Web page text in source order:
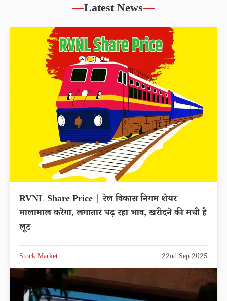
Latest News
RVNL Share Price | रेल विकास निगम शेयर
मालामाल करेगा, लगातार चढ़ रहा भाव, खरीदने की मची है
लूट
Stock Market 22nd Sep 2025